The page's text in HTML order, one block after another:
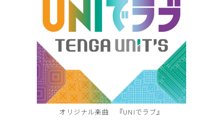
オリジナル楽曲 『UNIでラブ』